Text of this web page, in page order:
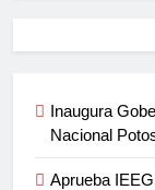
Inaugura
Nacional
Aprueba